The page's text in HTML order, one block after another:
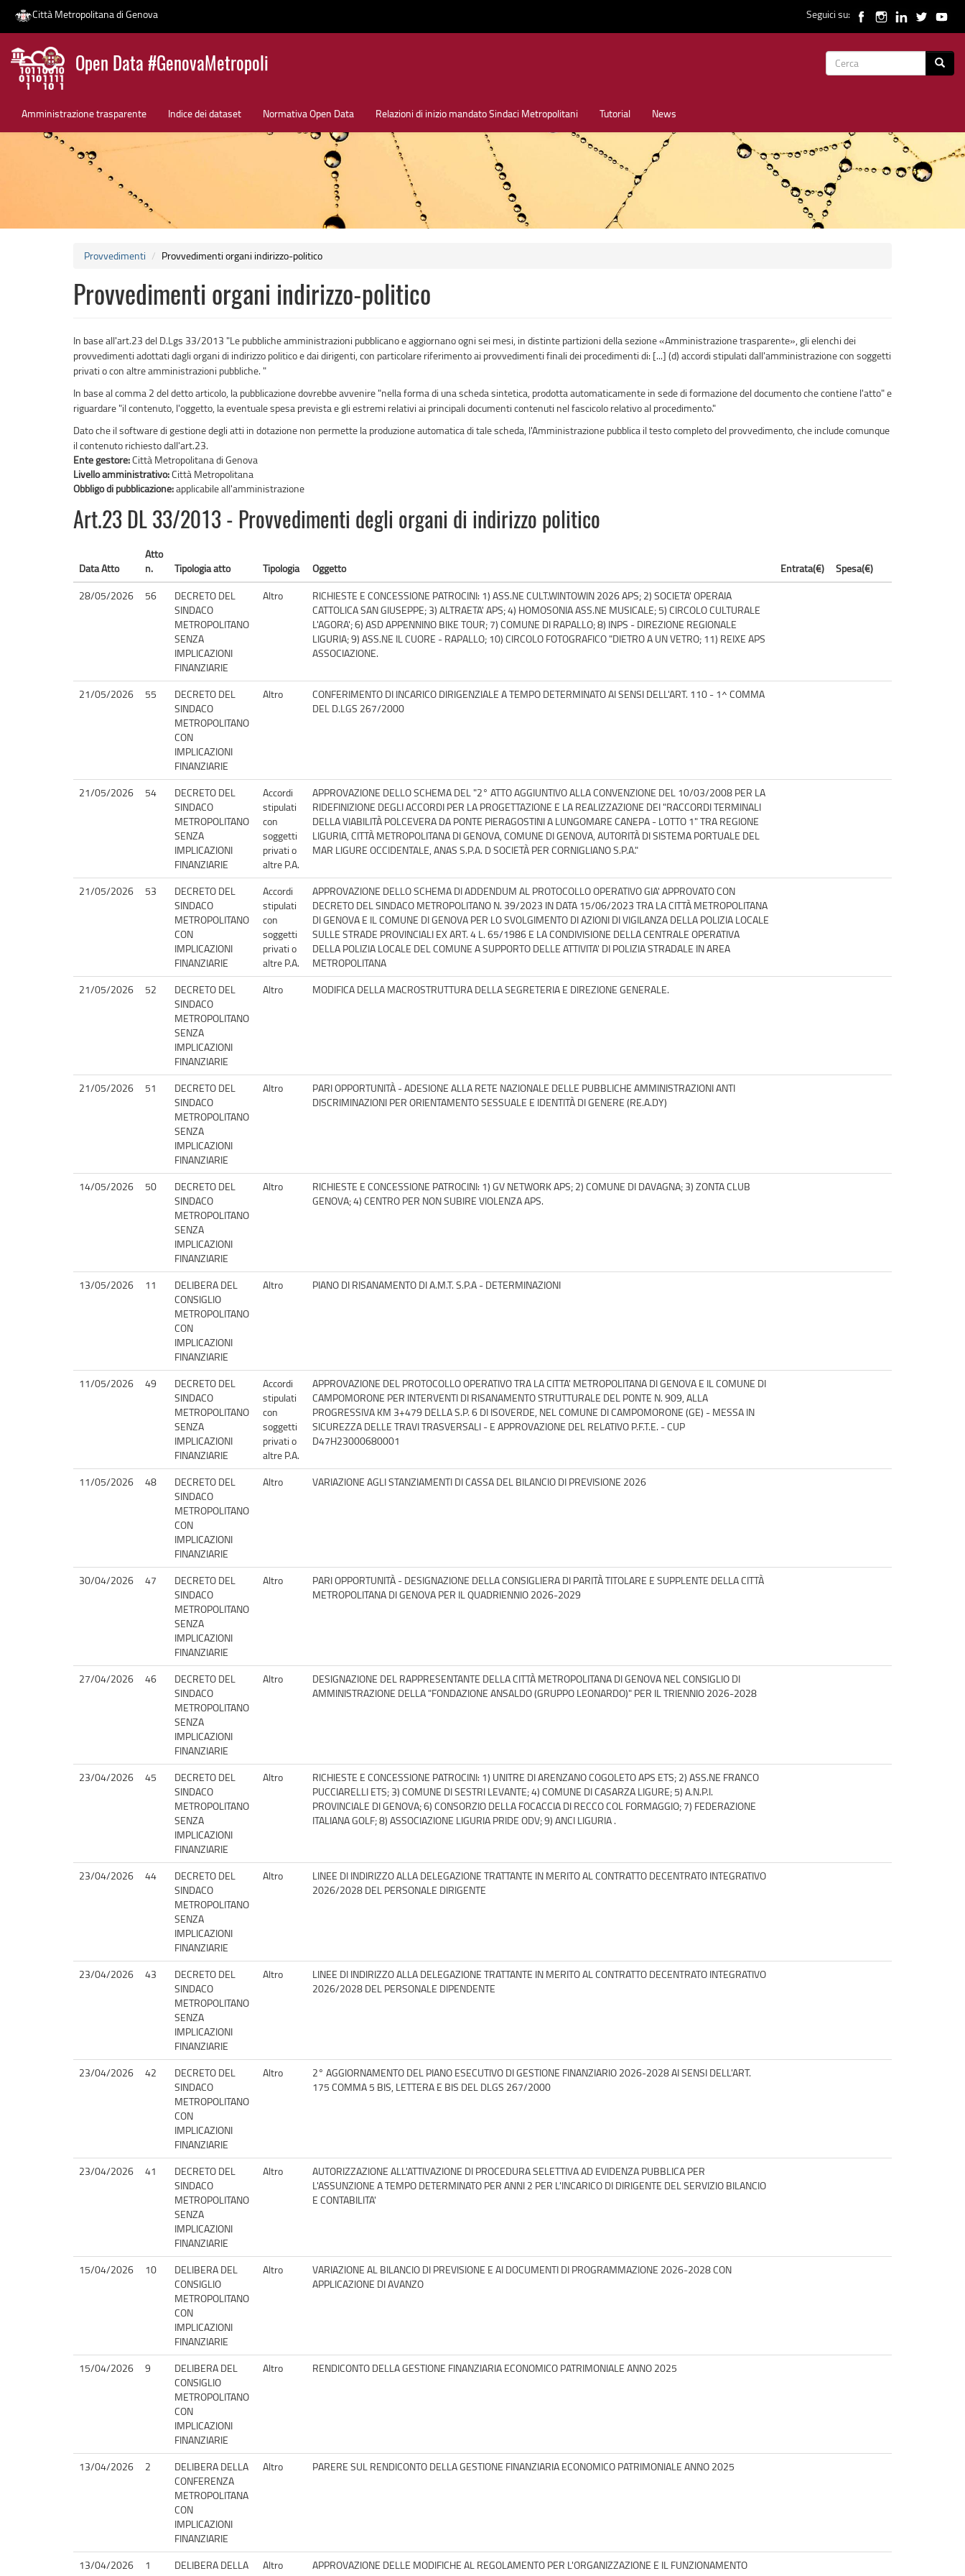
Salta
contenuto
Città Metropolitana di Genova Seguici su:
Open Data #GenovaMetropoli
Form
Amministrazione trasparente Indice dei dataset Normativa Open Data Relazioni di inizio mandato Sindaci Metropolitani Tutorial News
News
Provvedimenti Provvedimenti organi indirizzo-politico
Provvedimenti organi indirizzo-politico
In base all'art.23 del D.Lgs 33/2013 "Le pubbliche amministrazioni pubblicano e aggiornano ogni sei mesi, in distinte partizioni della sezione «Amministrazione trasparente», gli elenchi dei
provvedimenti adottati dagli organi di indirizzo politico e dai dirigenti, con particolare riferimento ai provvedimenti finali dei procedimenti di: [...] (d) accordi stipulati dall'amministrazione con soggetti
privati o con altre amministrazioni pubbliche. "
In base al comma 2 del detto articolo, la pubblicazione dovrebbe avvenire "nella forma di una scheda sintetica, prodotta automaticamente in sede di formazione del documento che contiene l'atto" e
riguardare "il contenuto, l'oggetto, la eventuale spesa prevista e gli estremi relativi ai principali documenti contenuti nel fascicolo relativo al procedimento."
Dato che il software di gestione degli atti in dotazione non permette la produzione automatica di tale scheda, l'Amministrazione pubblica il testo completo del provvedimento, che include comunque
il contenuto richiesto dall'art.23.
Ente gestore:Città Metropolitana di Genova
Livello amministrativo:Città Metropolitana
Obbligo di pubblicazione:applicabile all'amministrazione
Art.23 DL 33/2013 - Provvedimenti degli organi di indirizzo politico
Data Atto
Atto
n.
Tipologia atto Tipologia Oggetto Entrata(€)
Spesa(€)
28/05/2026
56
DECRETO DEL
SINDACO
METROPOLITANO
SENZA
IMPLICAZIONI
FINANZIARIE
Altro
RICHIESTE E CONCESSIONE PATROCINI: 1) ASS.NE CULT.WINTOWIN 2026 APS; 2) SOCIETA' OPERAIA
CATTOLICA SAN GIUSEPPE; 3) ALTRAETA' APS; 4) HOMOSONIA ASS.NE MUSICALE; 5) CIRCOLO CULTURALE
L'AGORA'; 6) ASD APPENNINO BIKE TOUR; 7) COMUNE DI RAPALLO; 8) INPS - DIREZIONE REGIONALE
LIGURIA; 9) ASS.NE IL CUORE - RAPALLO; 10) CIRCOLO FOTOGRAFICO "DIETRO A UN VETRO; 11) REIXE APS
ASSOCIAZIONE.
21/05/2026 55
DECRETO DEL
SINDACO
METROPOLITANO
CON
IMPLICAZIONI
FINANZIARIE
Altro
CONFERIMENTO DI INCARICO DIRIGENZIALE A TEMPO DETERMINATO AI SENSI DELL'ART. 110 - 1^ COMMA
DEL D.LGS 267/2000
21/05/2026 54
DECRETO DEL
SINDACO
METROPOLITANO
SENZA
IMPLICAZIONI
FINANZIARIE
Accordi
stipulati
con
soggetti
privati o
altre P.A.
APPROVAZIONE DELLO SCHEMA DEL "2° ATTO AGGIUNTIVO ALLA CONVENZIONE DEL 10/03/2008 PER LA
RIDEFINIZIONE DEGLI ACCORDI PER LA PROGETTAZIONE E LA REALIZZAZIONE DEI "RACCORDI TERMINALI
DELLA VIABILITÀ POLCEVERA DA PONTE PIERAGOSTINI A LUNGOMARE CANEPA - LOTTO 1" TRA REGIONE
LIGURIA, CITTÀ METROPOLITANA DI GENOVA, COMUNE DI GENOVA, AUTORITÀ DI SISTEMA PORTUALE DEL
MAR LIGURE OCCIDENTALE, ANAS S.P.A. D SOCIETÀ PER CORNIGLIANO S.P.A."
21/05/2026 53
DECRETO DEL
SINDACO
METROPOLITANO
CON
IMPLICAZIONI
FINANZIARIE
Accordi
stipulati
con
soggetti
privati o
altre P.A.
APPROVAZIONE DELLO SCHEMA DI ADDENDUM AL PROTOCOLLO OPERATIVO GIA' APPROVATO CON
DECRETO DEL SINDACO METROPOLITANO N. 39/2023 IN DATA 15/06/2023 TRA LA CITTÀ METROPOLITANA
DI GENOVA E IL COMUNE DI GENOVA PER LO SVOLGIMENTO DI AZIONI DI VIGILANZA DELLA POLIZIA LOCALE
SULLE STRADE PROVINCIALI EX ART. 4 L. 65/1986 E LA CONDIVISIONE DELLA CENTRALE OPERATIVA
DELLA POLIZIA LOCALE DEL COMUNE A SUPPORTO DELLE ATTIVITA' DI POLIZIA STRADALE IN AREA
METROPOLITANA
21/05/2026
52
DECRETO DEL
SINDACO
METROPOLITANO
SENZA
IMPLICAZIONI
FINANZIARIE
Altro MODIFICA DELLA MACROSTRUTTURA DELLA SEGRETERIA E DIREZIONE GENERALE.
21/05/2026 51
DECRETO DEL
SINDACO
METROPOLITANO
SENZA
IMPLICAZIONI
FINANZIARIE
Altro
PARI OPPORTUNITÀ - ADESIONE ALLA RETE NAZIONALE DELLE PUBBLICHE AMMINISTRAZIONI ANTI
DISCRIMINAZIONI PER ORIENTAMENTO SESSUALE E IDENTITÀ DI GENERE (RE.A.DY)
14/05/2026 50
DECRETO DEL
SINDACO
METROPOLITANO
SENZA
IMPLICAZIONI
FINANZIARIE
Altro
RICHIESTE E CONCESSIONE PATROCINI: 1) GV NETWORK APS; 2) COMUNE DI DAVAGNA; 3) ZONTA CLUB
GENOVA; 4) CENTRO PER NON SUBIRE VIOLENZA APS.
13/05/2026 11
DELIBERA DEL
CONSIGLIO
METROPOLITANO
CON
IMPLICAZIONI
FINANZIARIE
Altro PIANO DI RISANAMENTO DI A.M.T. S.P.A - DETERMINAZIONI
11/05/2026 49
DECRETO DEL
SINDACO
METROPOLITANO
SENZA
IMPLICAZIONI
FINANZIARIE
Accordi
stipulati
con
soggetti
privati o
altre P.A.
APPROVAZIONE DEL PROTOCOLLO OPERATIVO TRA LA CITTA' METROPOLITANA DI GENOVA E IL COMUNE DI
CAMPOMORONE PER INTERVENTI DI RISANAMENTO STRUTTURALE DEL PONTE N. 909, ALLA
PROGRESSIVA KM 3+479 DELLA S.P. 6 DI ISOVERDE, NEL COMUNE DI CAMPOMORONE (GE) - MESSA IN
SICUREZZA DELLE TRAVI TRASVERSALI - E APPROVAZIONE DEL RELATIVO P.F.T.E. - CUP
D47H23000680001
11/05/2026 48
DECRETO DEL
SINDACO
METROPOLITANO
CON
IMPLICAZIONI
FINANZIARIE
Altro VARIAZIONE AGLI STANZIAMENTI DI CASSA DEL BILANCIO DI PREVISIONE 2026
30/04/2026 47
DECRETO DEL
SINDACO
METROPOLITANO
SENZA
IMPLICAZIONI
FINANZIARIE
Altro
PARI OPPORTUNITÀ - DESIGNAZIONE DELLA CONSIGLIERA DI PARITÀ TITOLARE E SUPPLENTE DELLA CITTÀ
METROPOLITANA DI GENOVA PER IL QUADRIENNIO 2026-2029
27/04/2026 46
DECRETO DEL
SINDACO
METROPOLITANO
SENZA
IMPLICAZIONI
FINANZIARIE
Altro
DESIGNAZIONE DEL RAPPRESENTANTE DELLA CITTÀ METROPOLITANA DI GENOVA NEL CONSIGLIO DI
AMMINISTRAZIONE DELLA "FONDAZIONE ANSALDO (GRUPPO LEONARDO)" PER IL TRIENNIO 2026-2028
23/04/2026 45
DECRETO DEL
SINDACO
METROPOLITANO
SENZA
IMPLICAZIONI
FINANZIARIE
Altro
RICHIESTE E CONCESSIONE PATROCINI: 1) UNITRE DI ARENZANO COGOLETO APS ETS; 2) ASS.NE FRANCO
PUCCIARELLI ETS; 3) COMUNE DI SESTRI LEVANTE; 4) COMUNE DI CASARZA LIGURE; 5) A.N.P.I.
PROVINCIALE DI GENOVA; 6) CONSORZIO DELLA FOCACCIA DI RECCO COL FORMAGGIO; 7) FEDERAZIONE
ITALIANA GOLF; 8) ASSOCIAZIONE LIGURIA PRIDE ODV; 9) ANCI LIGURIA .
23/04/2026 44
DECRETO DEL
SINDACO
METROPOLITANO
SENZA
IMPLICAZIONI
FINANZIARIE
Altro
LINEE DI INDIRIZZO ALLA DELEGAZIONE TRATTANTE IN MERITO AL CONTRATTO DECENTRATO INTEGRATIVO
2026/2028 DEL PERSONALE DIRIGENTE
23/04/2026 43
DECRETO DEL
SINDACO
METROPOLITANO
SENZA
IMPLICAZIONI
FINANZIARIE
Altro
LINEE DI INDIRIZZO ALLA DELEGAZIONE TRATTANTE IN MERITO AL CONTRATTO DECENTRATO INTEGRATIVO
2026/2028 DEL PERSONALE DIPENDENTE
23/04/2026 42
DECRETO DEL
SINDACO
METROPOLITANO
CON
IMPLICAZIONI
FINANZIARIE
Altro
2° AGGIORNAMENTO DEL PIANO ESECUTIVO DI GESTIONE FINANZIARIO 2026-2028 AI SENSI DELL'ART.
175 COMMA 5 BIS, LETTERA E BIS DEL DLGS 267/2000
23/04/2026 41
DECRETO DEL
SINDACO
METROPOLITANO
SENZA
IMPLICAZIONI
FINANZIARIE
Altro
AUTORIZZAZIONE ALL'ATTIVAZIONE DI PROCEDURA SELETTIVA AD EVIDENZA PUBBLICA PER
L'ASSUNZIONE A TEMPO DETERMINATO PER ANNI 2 PER L'INCARICO DI DIRIGENTE DEL SERVIZIO BILANCIO
E CONTABILITA'
15/04/2026 10
DELIBERA DEL
CONSIGLIO
METROPOLITANO
CON
IMPLICAZIONI
FINANZIARIE
Altro
VARIAZIONE AL BILANCIO DI PREVISIONE E AI DOCUMENTI DI PROGRAMMAZIONE 2026-2028 CON
APPLICAZIONE DI AVANZO
15/04/2026 9
DELIBERA DEL
CONSIGLIO
METROPOLITANO
CON
IMPLICAZIONI
FINANZIARIE
Altro RENDICONTO DELLA GESTIONE FINANZIARIA ECONOMICO PATRIMONIALE ANNO 2025
13/04/2026 2
DELIBERA DELLA
CONFERENZA
METROPOLITANA
CON
IMPLICAZIONI
FINANZIARIE
Altro PARERE SUL RENDICONTO DELLA GESTIONE FINANZIARIA ECONOMICO PATRIMONIALE ANNO 2025
13/04/2026 1
DELIBERA DELLA
Altro
APPROVAZIONE DELLE MODIFICHE AL REGOLAMENTO PER L'ORGANIZZAZIONE E IL FUNZIONAMENTO